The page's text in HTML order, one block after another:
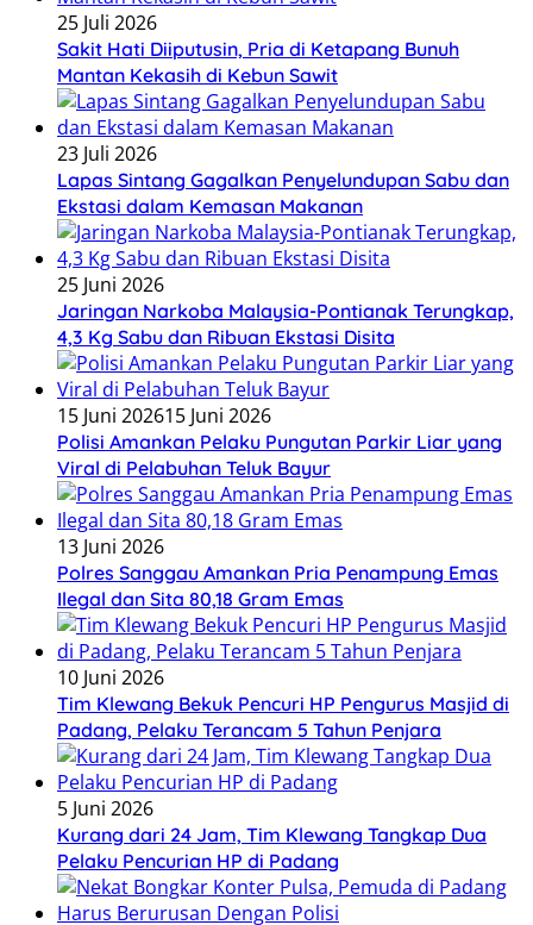
25 Juli 2026
Sakit Hati Diiputusin, Pria di Ketapang Bunuh
Mantan Kekasih di Kebun Sawit
23 Juli 2026
Lapas Sintang Gagalkan Penyelundupan Sabu dan
Ekstasi dalam Kemasan Makanan
25 Juni 2026
Jaringan Narkoba Malaysia-Pontianak Terungkap,
4,3 Kg Sabu dan Ribuan Ekstasi Disita
15 Juni 202615 Juni 2026
Polisi Amankan Pelaku Pungutan Parkir Liar yang
Viral di Pelabuhan Teluk Bayur
13 Juni 2026
Polres Sanggau Amankan Pria Penampung Emas
Ilegal dan Sita 80,18 Gram Emas
10 Juni 2026
Tim Klewang Bekuk Pencuri HP Pengurus Masjid di
Padang, Pelaku Terancam 5 Tahun Penjara
5 Juni 2026
Kurang dari 24 Jam, Tim Klewang Tangkap Dua
Pelaku Pencurian HP di Padang